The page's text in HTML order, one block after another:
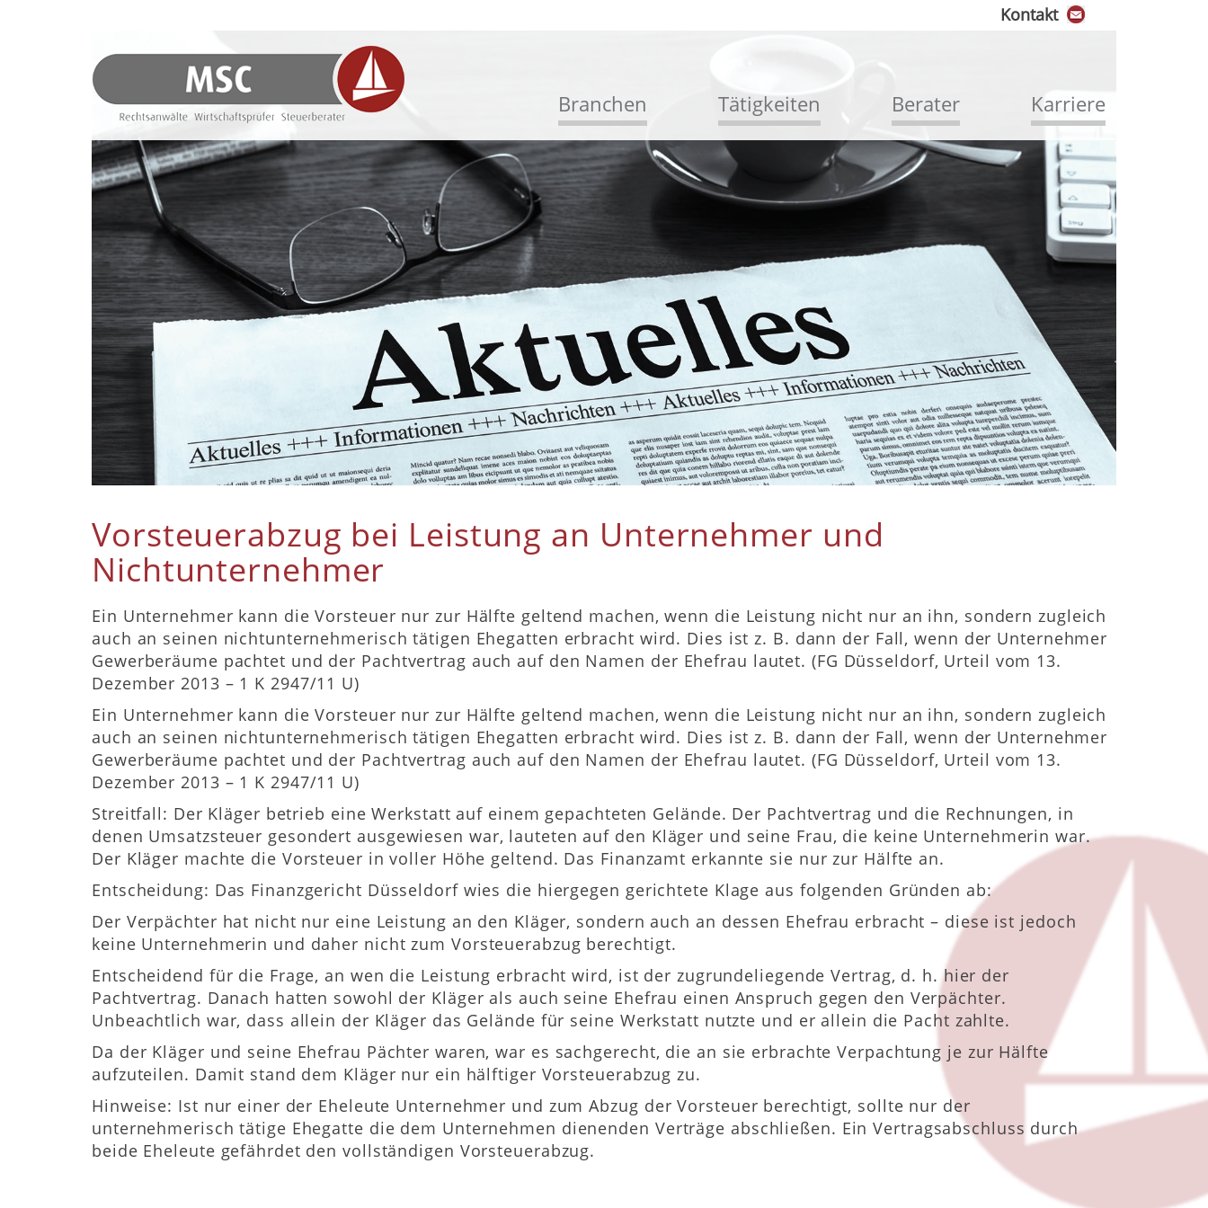
Kontakt
Branchen Tätigkeiten Berater Karriere
Vorsteuerabzug bei Leistung an Unternehmer und
Nichtunternehmer
Ein Unternehmer kann die Vorsteuer nur zur Hälfte geltend machen, wenn die Leistung nicht nur an ihn, sondern zugleich
auch an seinen nichtunternehmerisch tätigen Ehegatten erbracht wird. Dies ist z. B. dann der Fall, wenn der Unternehmer
Gewerberäume pachtet und der Pachtvertrag auch auf den Namen der Ehefrau lautet. (FG Düsseldorf, Urteil vom 13.
Dezember 2013 – 1 K 2947/11 U)
Ein Unternehmer kann die Vorsteuer nur zur Hälfte geltend machen, wenn die Leistung nicht nur an ihn, sondern zugleich
auch an seinen nichtunternehmerisch tätigen Ehegatten erbracht wird. Dies ist z. B. dann der Fall, wenn der Unternehmer
Gewerberäume pachtet und der Pachtvertrag auch auf den Namen der Ehefrau lautet. (FG Düsseldorf, Urteil vom 13.
Dezember 2013 – 1 K 2947/11 U)
Streitfall: Der Kläger betrieb eine Werkstatt auf einem gepachteten Gelände. Der Pachtvertrag und die Rechnungen, in
denen Umsatzsteuer gesondert ausgewiesen war, lauteten auf den Kläger und seine Frau, die keine Unternehmerin war.
Der Kläger machte die Vorsteuer in voller Höhe geltend. Das Finanzamt erkannte sie nur zur Hälfte an.
Entscheidung: Das Finanzgericht Düsseldorf wies die hiergegen gerichtete Klage aus folgenden Gründen ab:
Der Verpächter hat nicht nur eine Leistung an den Kläger, sondern auch an dessen Ehefrau erbracht – diese ist jedoch
keine Unternehmerin und daher nicht zum Vorsteuerabzug berechtigt.
Entscheidend für die Frage, an wen die Leistung erbracht wird, ist der zugrundeliegende Vertrag, d. h. hier der
Pachtvertrag. Danach hatten sowohl der Kläger als auch seine Ehefrau einen Anspruch gegen den Verpächter.
Unbeachtlich war, dass allein der Kläger das Gelände für seine Werkstatt nutzte und er allein die Pacht zahlte.
Da der Kläger und seine Ehefrau Pächter waren, war es sachgerecht, die an sie erbrachte Verpachtung je zur Hälfte
aufzuteilen. Damit stand dem Kläger nur ein hälftiger Vorsteuerabzug zu.
Hinweise: Ist nur einer der Eheleute Unternehmer und zum Abzug der Vorsteuer berechtigt, sollte nur der
unternehmerisch tätige Ehegatte die dem Unternehmen dienenden Verträge abschließen. Ein Vertragsabschluss durch
beide Eheleute gefährdet den vollständigen Vorsteuerabzug.